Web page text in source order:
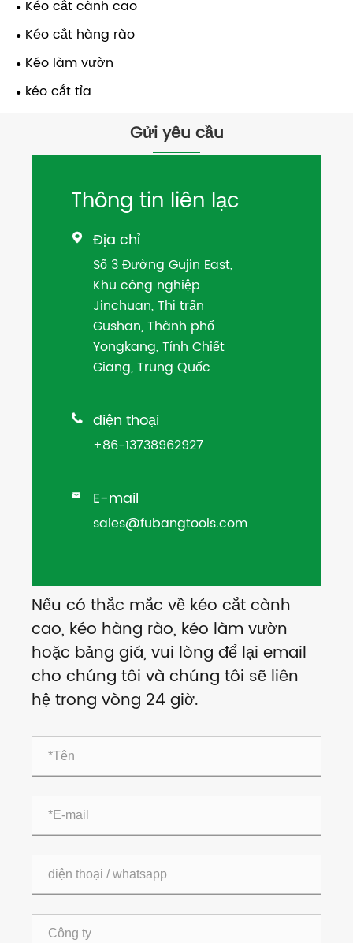
Kéo cắt cành cao
Kéo cắt hàng rào
Kéo làm vườn
kéo cắt tỉa
Gửi yêu cầu
Thông tin liên lạc
 Địa chỉ
Số 3 Đường Gujin East,
Khu công nghiệp
Jinchuan, Thị trấn
Gushan, Thành phố
Yongkang, Tỉnh Chiết
Giang, Trung Quốc
 điện thoại
+86-13738962927
 E-mail
sales@fubangtools.com
Nếu có thắc mắc về kéo cắt cành
cao, kéo hàng rào, kéo làm vườn
hoặc bảng giá, vui lòng để lại email
cho chúng tôi và chúng tôi sẽ liên
hệ trong vòng 24 giờ.